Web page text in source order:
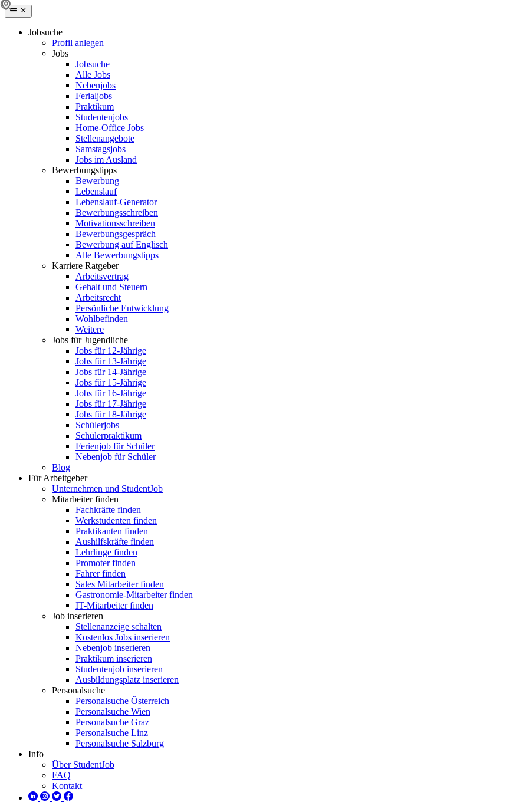
Jobsuche
Profil anlegen
Jobs
Jobsuche
Alle Jobs
Nebenjobs
Ferialjobs
Praktikum
Studentenjobs
Home-Office Jobs
Stellenangebote
Samstagsjobs
Jobs im Ausland
Bewerbungstipps
Bewerbung
Lebenslauf
Lebenslauf-Generator
Bewerbungsschreiben
Motivationsschreiben
Bewerbungsgespräch
Bewerbung auf Englisch
Alle Bewerbungstipps
Karriere Ratgeber
Arbeitsvertrag
Gehalt und Steuern
Arbeitsrecht
Persönliche Entwicklung
Wohlbefinden
Weitere
Jobs für Jugendliche
Jobs für 12-Jährige
Jobs für 13-Jährige
Jobs für 14-Jährige
Jobs für 15-Jährige
Jobs für 16-Jährige
Jobs für 17-Jährige
Jobs für 18-Jährige
Schülerjobs
Schülerpraktikum
Ferienjob für Schüler
Nebenjob für Schüler
Blog
Für Arbeitgeber
Unternehmen und StudentJob
Mitarbeiter finden
Fachkräfte finden
Werkstudenten finden
Praktikanten finden
Aushilfskräfte finden
Lehrlinge finden
Promoter finden
Fahrer finden
Sales Mitarbeiter finden
Gastronomie-Mitarbeiter finden
IT-Mitarbeiter finden
Job inserieren
Stellenanzeige schalten
Kostenlos Jobs inserieren
Nebenjob inserieren
Praktikum inserieren
Studentenjob inserieren
Ausbildungsplatz inserieren
Personalsuche
Personalsuche Österreich
Personalsuche Wien
Personalsuche Graz
Personalsuche Linz
Personalsuche Salzburg
Info
Über StudentJob
FAQ
Kontakt